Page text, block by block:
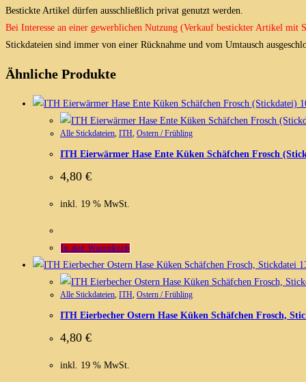
Bestickte Artikel dürfen ausschließlich privat genutzt werden.
Bei Interesse an einer gewerblichen Nutzung (Verkauf bestickter Artikel
Stickdateien sind immer von einer Rücknahme und vom Umtausch
Ähnliche Produkte
Alle Stickdateien, ITH, Ostern / Frühling
ITH Eierwärmer Hase Ente Küken Schäfchen Frosch
4,80 €
inkl. 19 % MwSt.
In den Warenkorb
Alle Stickdateien, ITH, Ostern / Frühling
ITH Eierbecher Ostern Hase Küken Schäfchen Frosch,
4,80 €
inkl. 19 % MwSt.